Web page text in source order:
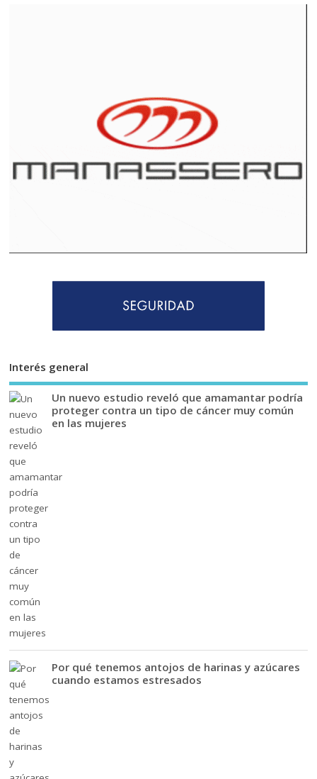
Interés general
Un nuevo estudio reveló que amamantar podría
proteger contra un tipo de cáncer muy común
en las mujeres
Por qué tenemos antojos de harinas y azúcares
cuando estamos estresados